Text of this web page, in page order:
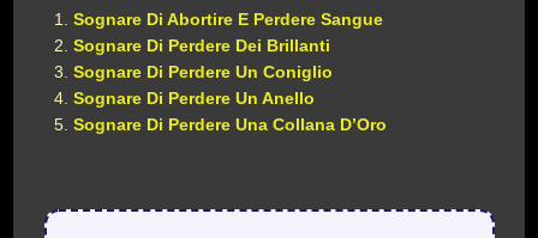
Sognare Di Abortire E Perdere Sangue
Sognare Di Perdere Dei Brillanti
Sognare Di Perdere Un Coniglio
Sognare Di Perdere Un Anello
Sognare Di Perdere Una Collana D’Oro